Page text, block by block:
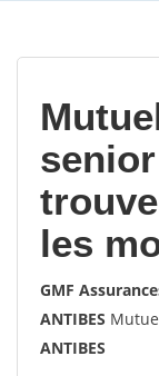
les
GMF
ANTIBES
ANTIBES